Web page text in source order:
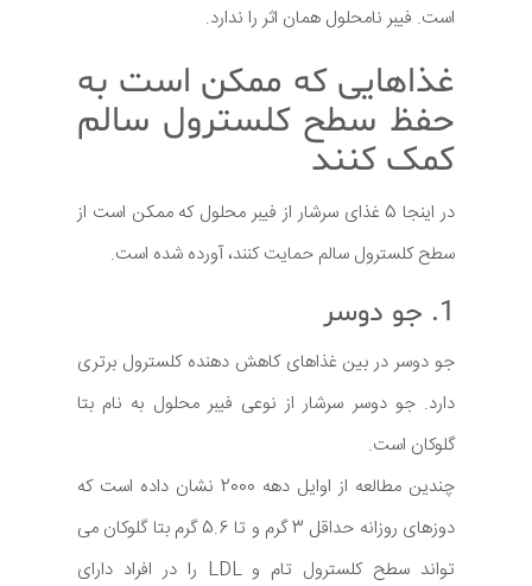
است. فیبر نامحلول همان اثر را ندارد.
غذاهایی که ممکن است به
حفظ سطح کلسترول سالم
کمک کنند
در اینجا 5 غذای سرشار از فیبر محلول که ممکن است از
سطح کلسترول سالم حمایت کنند، آورده شده است.
1. جو دوسر
جو دوسر در بین غذاهای کاهش دهنده کلسترول برتری
دارد. جو دوسر سرشار از نوعی فیبر محلول به نام بتا
گلوکان است.
چندین مطالعه از اوایل دهه 2000 نشان داده است که
دوزهای روزانه حداقل 3 گرم و تا 5.6 گرم بتا گلوکان می
تواند سطح کلسترول تام و LDL را در افراد دارای